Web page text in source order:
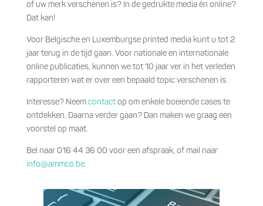
of uw merk verschenen is? In de gedrukte media én online?
Dat kan!
Voor Belgische en Luxemburgse printed media kunt u tot 2
jaar terug in de tijd gaan. Voor nationale en internationale
online publicaties, kunnen we tot 10 jaar ver in het verleden
rapporteren wat er over een bepaald topic verschenen is.
Interesse? Neem contactop om enkele boeiende cases te
ontdekken. Daarna verder gaan? Dan maken we graag een
voorstel op maat.
Bel naar 016 44 36 00 voor een afspraak, of mail naar
info@ammco.be.